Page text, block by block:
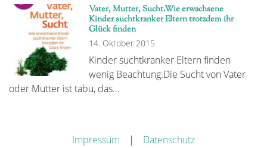
Vater, Mutter, Sucht.Wie erwachsene
Kinder suchtkranker Eltern trotzdem ihr
Glück finden
14. Oktober 2015
Kinder suchtkranker Eltern finden
wenig Beachtung.Die Sucht von Vater
oder Mutter ist tabu, das…
Impressum | Datenschutz